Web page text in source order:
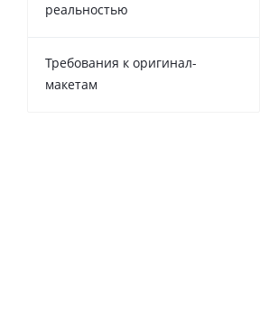
реальностью
Требования к оригинал-
макетам